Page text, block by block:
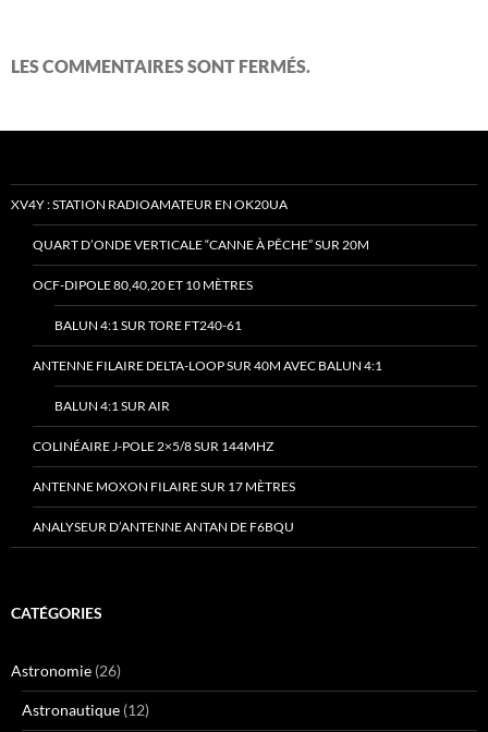
LES COMMENTAIRES SONT FERMÉS.
XV4Y : STATION RADIOAMATEUR EN OK20UA
QUART D’ONDE VERTICALE “CANNE À PÊCHE” SUR 20M
OCF-DIPOLE 80,40,20 ET 10 MÈTRES
BALUN 4:1 SUR TORE FT240-61
ANTENNE FILAIRE DELTA-LOOP SUR 40M AVEC BALUN 4:1
BALUN 4:1 SUR AIR
COLINÉAIRE J-POLE 2×5/8 SUR 144MHZ
ANTENNE MOXON FILAIRE SUR 17 MÈTRES
ANALYSEUR D’ANTENNE ANTAN DE F6BQU
CATÉGORIES
Astronomie (26)
Astronautique (12)